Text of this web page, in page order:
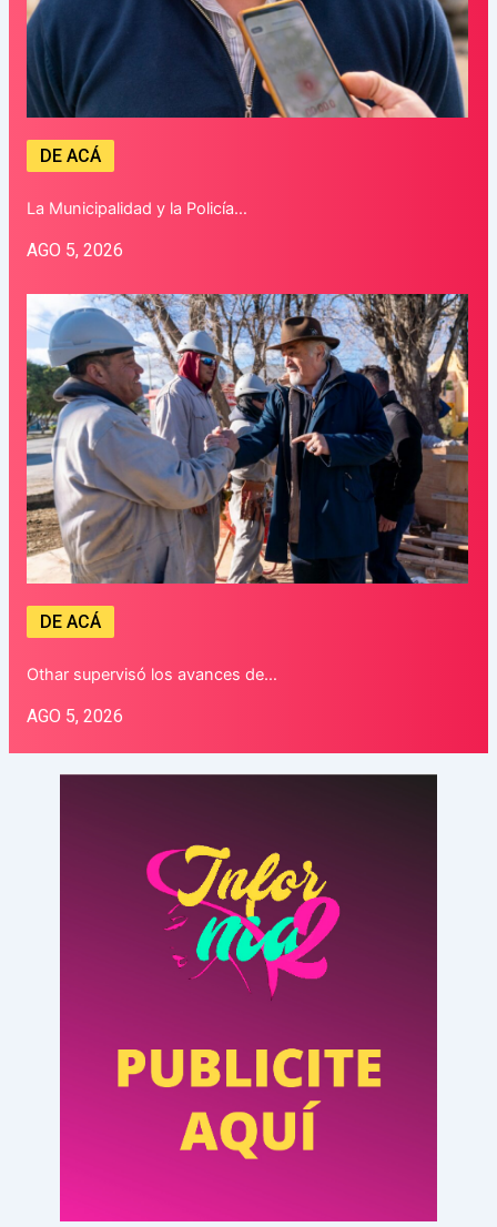
DE ACÁ
La Municipalidad y la Policía…
AGO 5, 2026
DE ACÁ
Othar supervisó los avances de…
AGO 5, 2026